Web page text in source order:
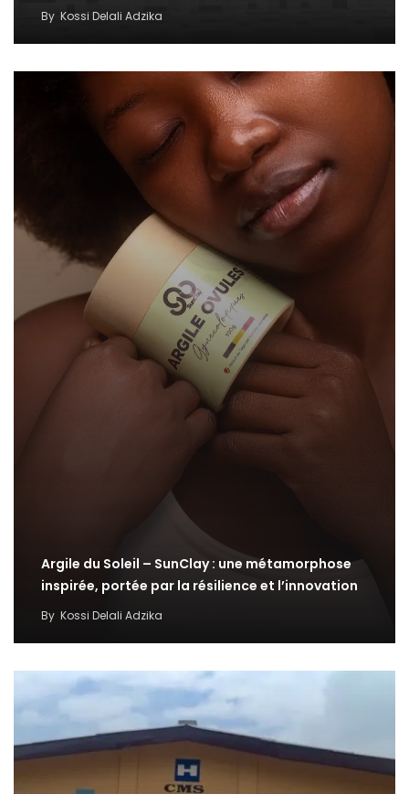
By Kossi Delali Adzika
Argile du Soleil – SunClay : une métamorphose
inspirée, portée par la résilience et l’innovation
By Kossi Delali Adzika